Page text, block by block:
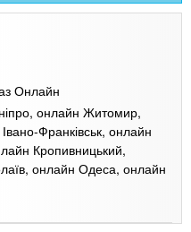
Онлайн
онлайн Житомир,
Франківськ, онлайн
Кропивницький,
онлайн Одеса, онлайн